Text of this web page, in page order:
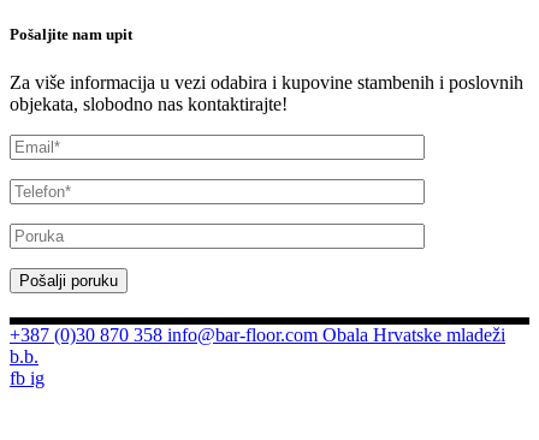
Pošaljite nam upit
Za više informacija u vezi odabira i kupovine stambenih i poslovnih
objekata, slobodno nas kontaktirajte!
Pošalji poruku
+387 (0)30 870 358 info@bar-floor.com Obala Hrvatske mladeži
b.b.
fb ig